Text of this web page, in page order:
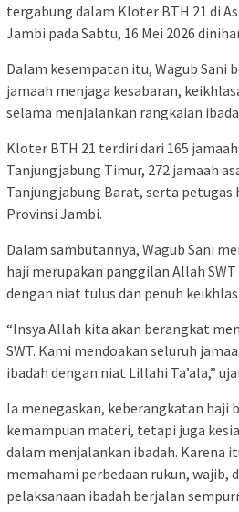
tergabung dalam Kloter BTH 21 di
Jambi pada Sabtu, 16 Mei 2026
Dalam kesempatan itu, Wagub Sani
jamaah menjaga kesabaran,
selama menjalankan rangkaian
Kloter BTH 21 terdiri dari 165
Tanjungjabung Timur, 272 jamaah
Tanjungjabung Barat, serta petugas
Provinsi Jambi.
Dalam sambutannya, Wagub Sani
haji merupakan panggilan Allah
dengan niat tulus dan penuh
“Insya Allah kita akan berangkat
SWT. Kami mendoakan seluruh
ibadah dengan niat Lillahi Ta’ala,”
Ia menegaskan, keberangkatan haji
kemampuan materi, tetapi juga
dalam menjalankan ibadah. Karena
memahami perbedaan rukun, wajib,
pelaksanaan ibadah berjalan